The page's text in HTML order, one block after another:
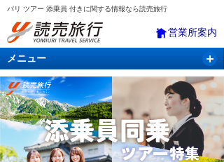
パリ ツアー 添乗員 付きに関する情報なら読売旅行
営業所案内
メニュー
国内旅行 バスツアー 海外旅行 クルーズ
航空・ＪＲ＋宿泊 航空券＆ホテル